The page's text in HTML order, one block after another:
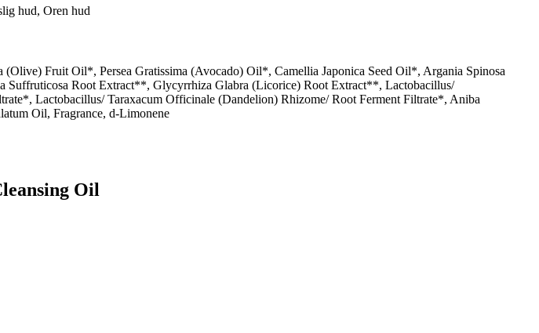
hud, Oren hud
Fruit Oil*, Persea Gratissima (Avocado) Oil*, Camellia Japonica Seed Oil*, Argania Spinosa
Suffruticosa Root Extract**, Glycyrrhiza Glabra (Licorice) Root Extract**, Lactobacillus/
Lactobacillus/ Taraxacum Officinale (Dandelion) Rhizome/ Root Ferment Filtrate*, Aniba
Oil, Fragrance, d-Limonene
Oil